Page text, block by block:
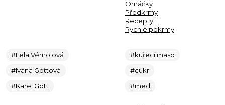
#Lela Vémolová
#Ivana Gottová
#Karel Gott
Omáčky
Předkrmy
Recepty
Rychlé pokrmy
#kuřecí maso
#cukr
#med